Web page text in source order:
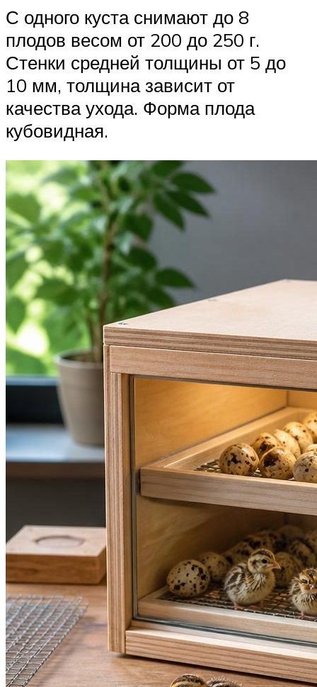
С одного куста снимают до 8
плодов весом от 200 до 250 г.
Стенки средней толщины от 5 до
10 мм, толщина зависит от
качества ухода. Форма плода
кубовидная.